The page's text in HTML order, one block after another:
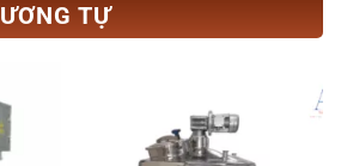
TỰ